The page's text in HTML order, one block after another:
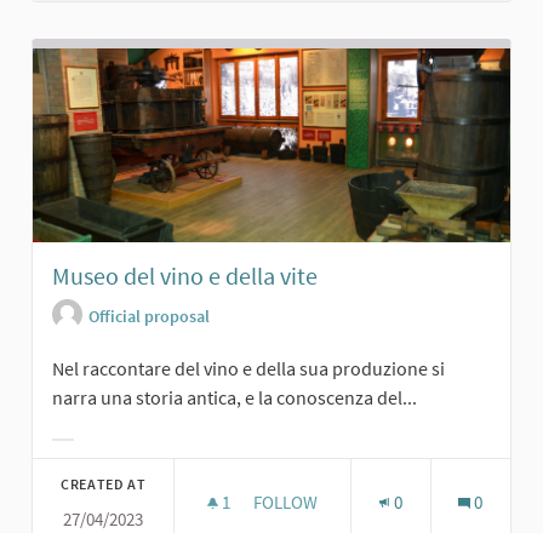
Museo del vino e della vite
Official proposal
Nel raccontare del vino e della sua produzione si
narra una storia antica, e la conoscenza del...
CREATED AT
27/04/2023
1 1 FOLLOWER
FOLLOW 0 0